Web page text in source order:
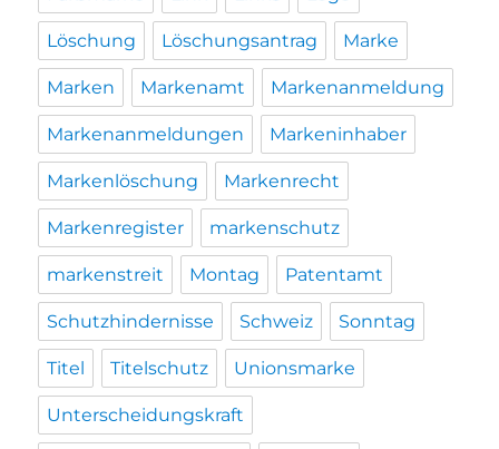
Löschung Löschungsantrag Marke
Marken Markenamt Markenanmeldung
Markenanmeldungen Markeninhaber
Markenlöschung Markenrecht
Markenregister markenschutz
markenstreit Montag Patentamt
Schutzhindernisse Schweiz Sonntag
Titel Titelschutz Unionsmarke
Unterscheidungskraft